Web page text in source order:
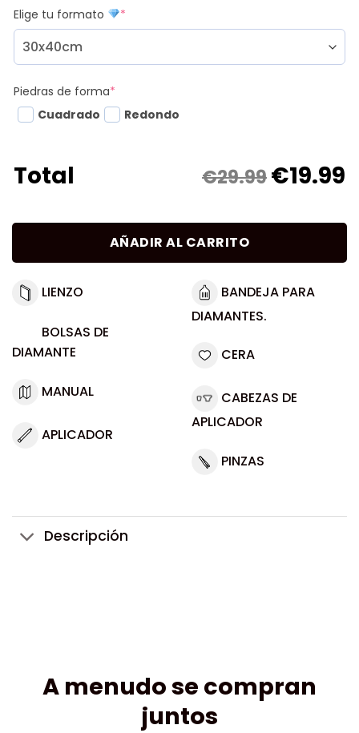
Elige tu formato *
Piedras de forma*
Cuadrado
Redondo
Total €29.99€19.99
AÑADIR AL CARRITO
LIENZO
BOLSAS DE
DIAMANTE
MANUAL
APLICADOR
BANDEJA PARA
DIAMANTES.
CERA
CABEZAS DE
APLICADOR
PINZAS
Descripción
A menudo se compran
juntos